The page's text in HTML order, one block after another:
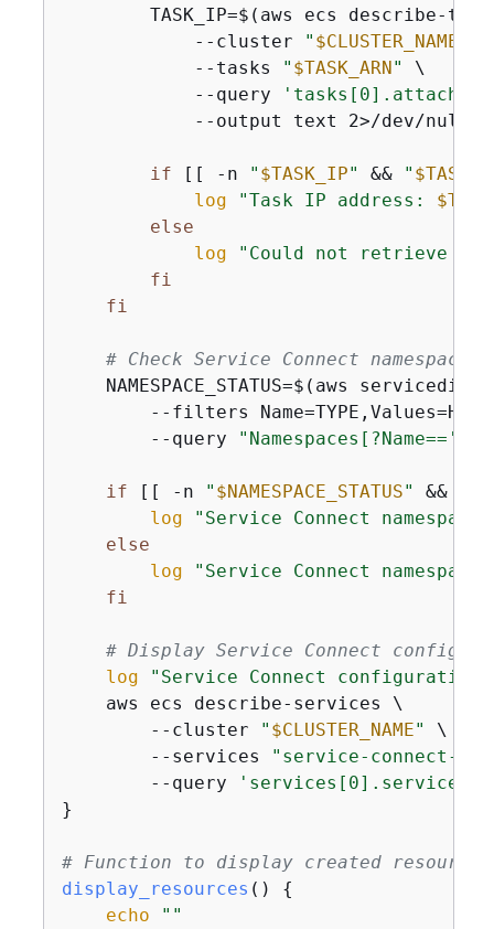
TASK_IP=$(aws ecs describe-
            --cluster
" $CLUSTER_NAME
            --tasks
" $TASK_ARN"
\
            --query
--output text 2>/dev/null
if [[ -n " $TASK_IP" && "
log
"Task IP address:
else
log
"Could not retrieve
fi
fi
# Check Service Connect namespace
NAMESPACE_STATUS=$(aws
--filters
        --query
"Namespaces[?Name=='
if [[ -n " $NAMESPACE_STATUS" &&
log
"Service Connect
else
log
"Service Connect
fi
# Display Service Connect
log
"Service Connect
    aws ecs describe-services \
        --cluster
" $CLUSTER_NAME"
\
        --services
"service-connect-
        --query
}
# Function to display created resources
display_resources () {
echo
""